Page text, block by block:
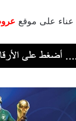
على موقع